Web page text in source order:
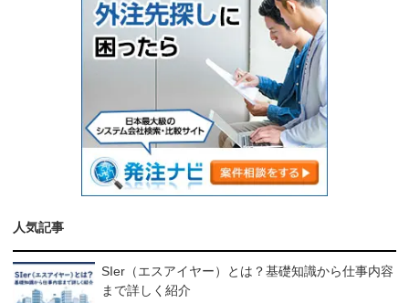
人気記事
SIer（エスアイヤー）とは？基礎知識から仕事内容
まで詳しく紹介